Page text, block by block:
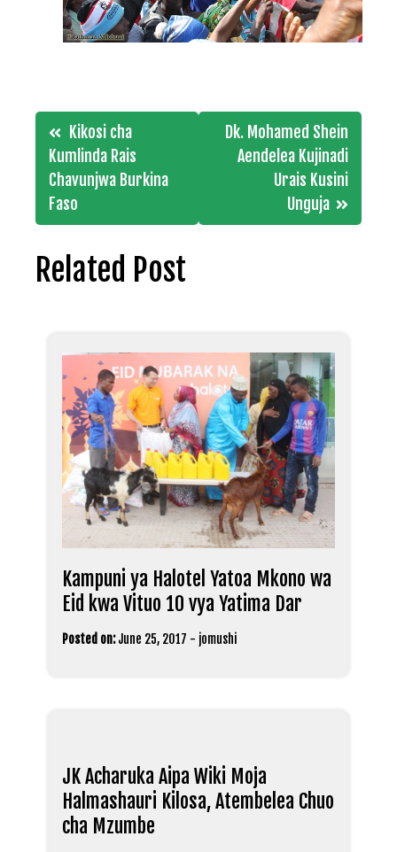
Post
navigation
Kikosi cha
Kumlinda Rais
Chavunjwa Burkina
Faso
Dk. Mohamed Shein
Aendelea Kujinadi
Urais Kusini
Unguja
Related Post
Kampuni ya Halotel Yatoa Mkono wa
Eid kwa Vituo 10 vya Yatima Dar
Posted on: June 25, 2017 - jomushi
JK Acharuka Aipa Wiki Moja
Halmashauri Kilosa, Atembelea Chuo
cha Mzumbe